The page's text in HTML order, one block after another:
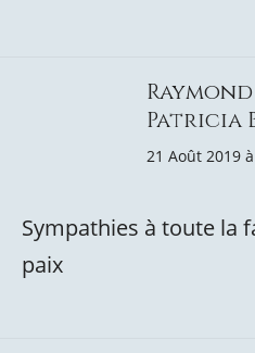
Patricia
21 Août 2019
Sympathies à toute la
paix